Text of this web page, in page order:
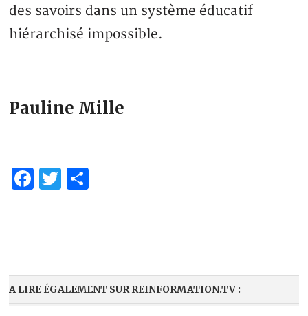
des savoirs dans un système éducatif
hiérarchisé impossible.
Pauline Mille
Facebook
Twitter
A LIRE ÉGALEMENT SUR REINFORMATION.TV :